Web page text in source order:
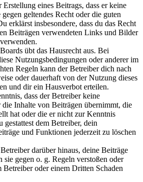
eines Beitrags, dass er keine
geltendes Recht oder die guten
erklärst insbesondere, dass du das Recht
Beiträgen verwendeten Links und Bilder
übt das Hausrecht aus. Bei
Nutzungsbedingungen oder anderer im
Regeln kann der Betreiber dich nach
oder dauerhaft von der Nutzung dieses
und dir ein Hausverbot erteilen.
dass der Betreiber keine
Inhalte von Beiträgen übernimmt, die
hat oder die er nicht zur Kenntnis
gestattest dem Betreiber, dein
und Funktionen jederzeit zu löschen
darüber hinaus, deine Beiträge
sie gegen o. g. Regeln verstoßen oder
Betreiber oder einem Dritten Schaden